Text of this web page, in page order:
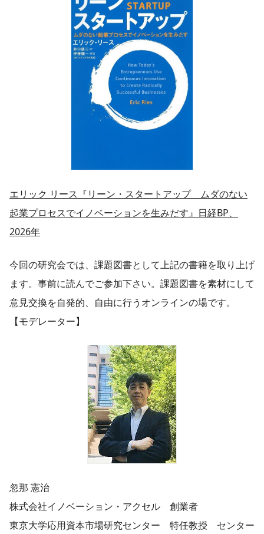
エリック リース『リーン・スタートアップ ムダのない
起業プロセスでイノベーションを生みだす』日経BP、
2026年
今回の研究会では、課題図書として上記の書籍を取り上げ
ます。事前に読んでご参加下さい。課題図書を素材にして
意見交換を自発的、自由に行うオンラインの場です。
【モデレーター】
忽那 憲治
株式会社イノベーション・アクセル 創業者
東京大学応用資本市場研究センター 特任教授 センター